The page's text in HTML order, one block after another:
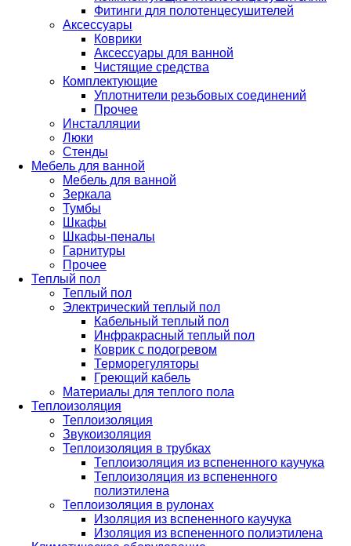
Фитинги для полотенцесушителей
Аксессуары
Коврики
Аксессуары для ванной
Чистящие средства
Комплектующие
Уплотнители резьбовых соединений
Прочее
Инсталляции
Люки
Стенды
Мебель для ванной
Мебель для ванной
Зеркала
Тумбы
Шкафы
Шкафы-пеналы
Гарнитуры
Прочее
Теплый пол
Теплый пол
Электрический теплый пол
Кабельный теплый пол
Инфракрасный теплый пол
Коврик с подогревом
Терморегуляторы
Греющий кабель
Материалы для теплого пола
Теплоизоляция
Теплоизоляция
Звукоизоляция
Теплоизоляция в трубках
Теплоизоляция из вспененного каучука
Теплоизоляция из вспененного
полиэтилена
Теплоизоляция в рулонах
Изоляция из вспененного каучука
Изоляция из вспененного полиэтилена